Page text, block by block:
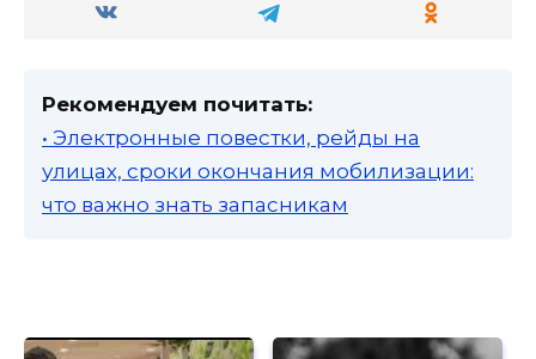
Рекомендуем почитать:
• Электронные повестки, рейды на
улицах, сроки окончания мобилизации:
что важно знать запасникам